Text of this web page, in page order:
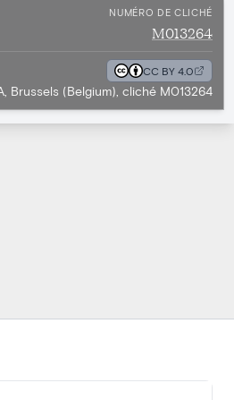
NUMÉRO DE CLICHÉ
M013264
CC BY 4.0
Brussels (Belgium), cliché M013264